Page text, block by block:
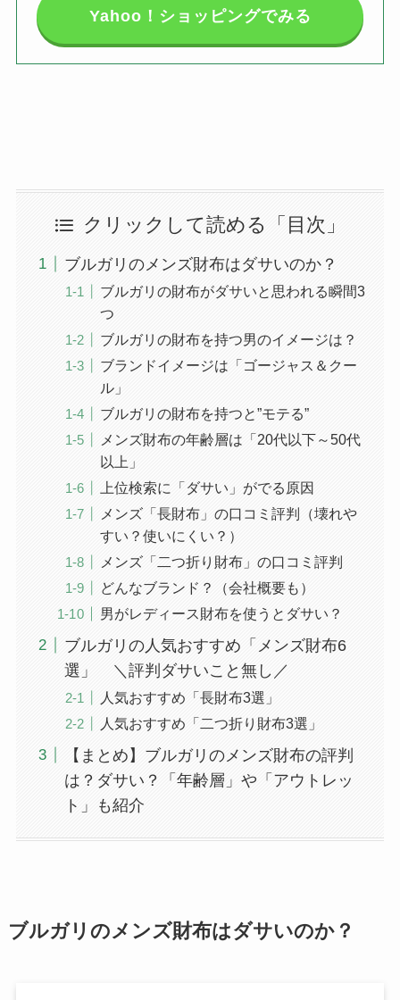
Yahoo！ショッピングでみる
クリックして読める「目次」
ブルガリのメンズ財布はダサいのか？
ブルガリの財布がダサいと思われる瞬間3
つ
ブルガリの財布を持つ男のイメージは？
ブランドイメージは「ゴージャス＆クー
ル」
ブルガリの財布を持つと”モテる”
メンズ財布の年齢層は「20代以下～50代
以上」
上位検索に「ダサい」がでる原因
メンズ「長財布」の口コミ評判（壊れや
すい？使いにくい？）
メンズ「二つ折り財布」の口コミ評判
どんなブランド？（会社概要も）
男がレディース財布を使うとダサい？
ブルガリの人気おすすめ「メンズ財布6
選」 ＼評判ダサいこと無し／
人気おすすめ「長財布3選」
人気おすすめ「二つ折り財布3選」
【まとめ】ブルガリのメンズ財布の評判
は？ダサい？「年齢層」や「アウトレッ
ト」も紹介
ブルガリのメンズ財布はダサいのか？